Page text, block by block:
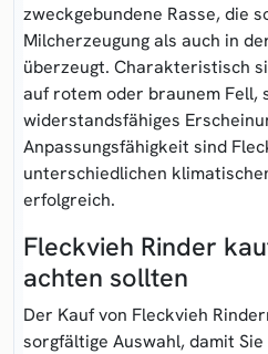
zweckgebundene Rasse, die
Milcherzeugung als auch in
überzeugt. Charakteristisch
auf rotem oder braunem Fell,
widerstandsfähiges
Anpassungsfähigkeit sind
unterschiedlichen
erfolgreich.
Fleckvieh Rinder
achten sollten
Der Kauf von Fleckvieh
sorgfältige Auswahl, damit